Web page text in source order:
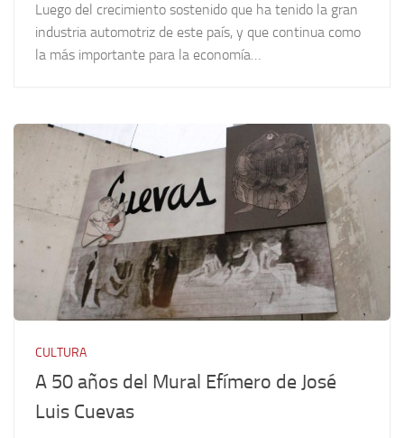
Luego del crecimiento sostenido que ha tenido la gran
industria automotriz de este país, y que continua como
la más importante para la economía…
CULTURA
A 50 años del Mural Efímero de José
Luis Cuevas